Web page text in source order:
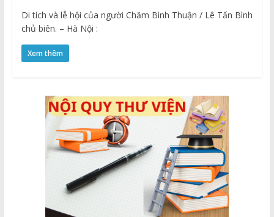
Di tích và lễ hội của người Chăm Bình Thuận / Lê Tấn Bình
chủ biên. – Hà Nội :
Xem thêm